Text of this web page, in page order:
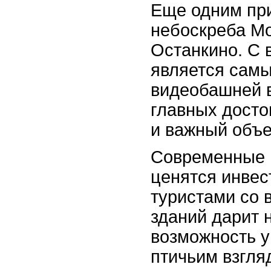
Еще одним
небоскреба
Останкино. С
является
видеобашней
главных
и важный
Современные
ценятся
туристами со
зданий дарит
возможность
птичьим